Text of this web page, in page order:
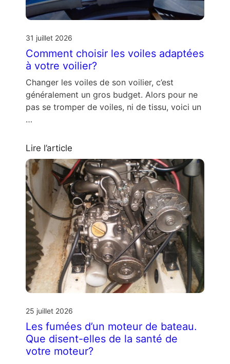
31 juillet 2026
Comment choisir les voiles adaptées
à votre voilier?
Changer les voiles de son voilier, c’est
généralement un gros budget. Alors pour ne
pas se tromper de voiles, ni de tissu, voici un
…
Lire l’article
25 juillet 2026
Les fumées d’un moteur de bateau.
Que disent-elles de la santé de
votre moteur?